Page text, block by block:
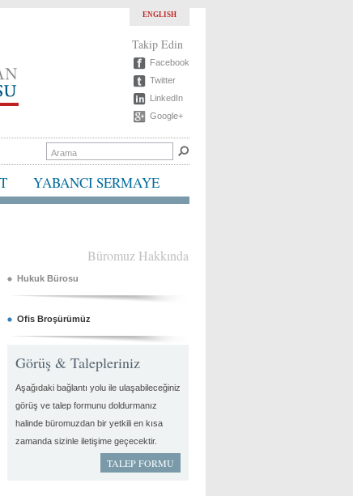
ENGLISH
YABANCI SERMAYE
Takip Edin
Facebook
Twitter
LinkedIn
Google+
Büromuz Hakkında
Hukuk Bürosu
Ofis Broşürümüz
Görüş & Talepleriniz
Aşağıdaki bağlantı yolu ile ulaşabileceğiniz
görüş ve talep formunu doldurmanız
halinde büromuzdan bir yetkili en kısa
zamanda sizinle iletişime geçecektir.
TALEP FORMU